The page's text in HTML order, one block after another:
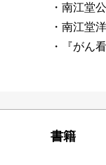
・南江堂
・南江堂
・『がん
書籍